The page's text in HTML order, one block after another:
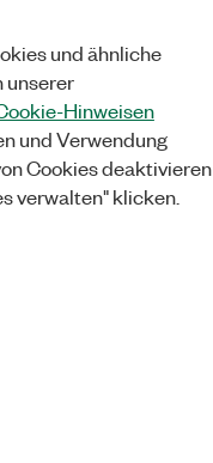
und ähnliche
unserer
Hinweisen
und Verwendung
Cookies deaktivieren
verwalten" klicken.